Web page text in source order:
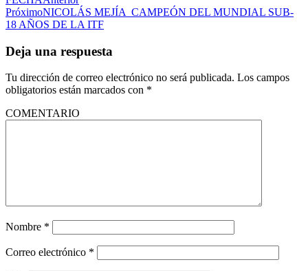
PróximoNICOLÁS MEJÍA CAMPEÓN DEL MUNDIAL SUB-
18 AÑOS DE LA ITF
Deja una respuesta
Tu dirección de correo electrónico no será publicada. Los campos
obligatorios están marcados con *
COMENTARIO
Nombre *
Correo electrónico *